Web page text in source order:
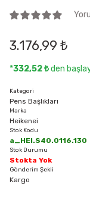
3.176,99 ₺
*332,52 ₺den
Kategori
Pens Başlıkları
Marka
Heikenei
Stok Kodu
a_HEI.S40.0116.130
Stok Durumu
Stokta Yok
Gönderim Şekli
Kargo